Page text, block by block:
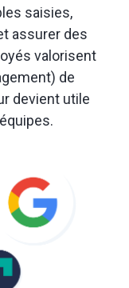
saisies,
assurer des
valorisent
de
devient utile